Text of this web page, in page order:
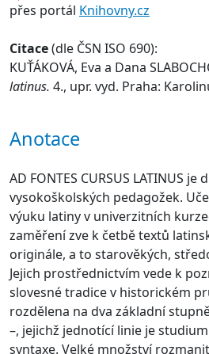
přes portál Knihovny.cz
Citace(dle ČSN ISO 690):
KUŤÁKOVÁ, Eva a Dana
latinus. 4., upr. vyd. Praha:
Anotace
AD FONTES CURSUS LATINUS
vysokoškolských pedagožek.
výuku latiny v univerzitních
zaměření zve k četbě textů
originále, a to starověkých,
Jejich prostřednictvím vede k
slovesné tradice v historickém
rozdělena na dva základní
–, jejichž jednotící linie je
syntaxe. Velké množství